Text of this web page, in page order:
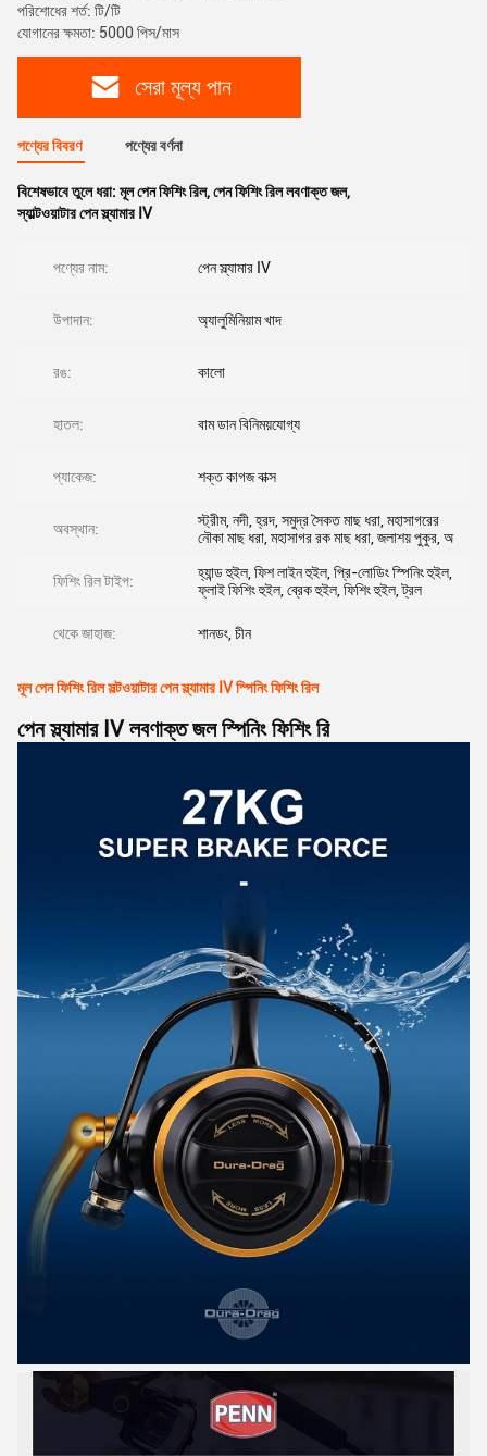
পরিশোধের শর্ত: টি/টি
যোগানের ক্ষমতা: 5000 পিস/মাস
সেরা মূল্য পান
পণ্যের বিবরণ পণ্যের বর্ণনা
বিশেষভাবে তুলে ধরা: মূল পেন ফিশিং রিল,পেন ফিশিং রিল লবণাক্ত জল,
স্যাল্টওয়াটার পেন স্ল্যামার IV
পণ্যের নাম: পেন স্ল্যামার IV
উপাদান: অ্যালুমিনিয়াম খাদ
রঙ: কালো
হাতল: বাম ডান বিনিময়যোগ্য
প্যাকেজ: শক্ত কাগজ বাক্স
অবস্থান:
স্ট্রীম, নদী, হ্রদ, সমুদ্র সৈকত মাছ ধরা, মহাসাগরের
নৌকা মাছ ধরা, মহাসাগর রক মাছ ধরা, জলাশয় পুকুর, অ
ফিশিং রিল টাইপ:
হ্যান্ড হুইল, ফিশ লাইন হুইল, প্রি-লোডিং স্পিনিং হুইল,
ফ্লাই ফিশিং হুইল, ব্রেক হুইল, ফিশিং হুইল, ট্রল
থেকে জাহাজ: শানডং, চীন
মূল পেন ফিশিং রিল সল্টওয়াটার পেন স্ল্যামার IV স্পিনিং ফিশিং রিল
পেন স্ল্যামার IV লবণাক্ত জল স্পিনিং ফিশিং রি